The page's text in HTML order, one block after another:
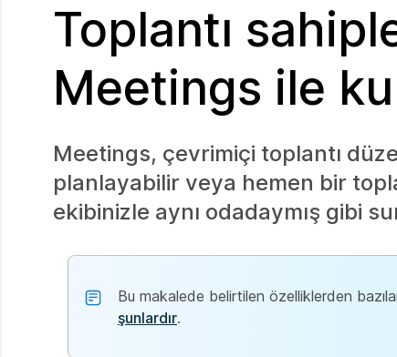
Toplantı
Meetings ile
Meetings, çevrimiçi toplantı
planlayabilir veya hemen bir
ekibinizle aynı odadaymış gibi
Bu makalede belirtilen özelliklerden
şunlardır.